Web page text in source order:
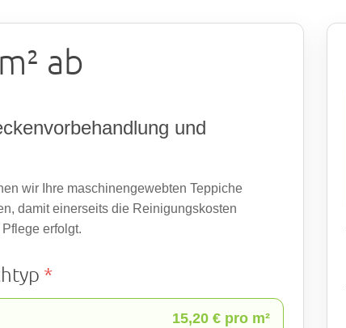
ab
und
wir Ihre maschinengewebten Teppiche
damit einerseits die Reinigungskosten
erfolgt.
*
15,20 € pro m²